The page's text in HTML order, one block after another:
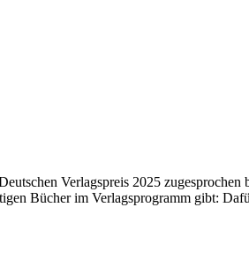
Verlagspreis 2025
Bücher im Verlagsprogramm gibt: